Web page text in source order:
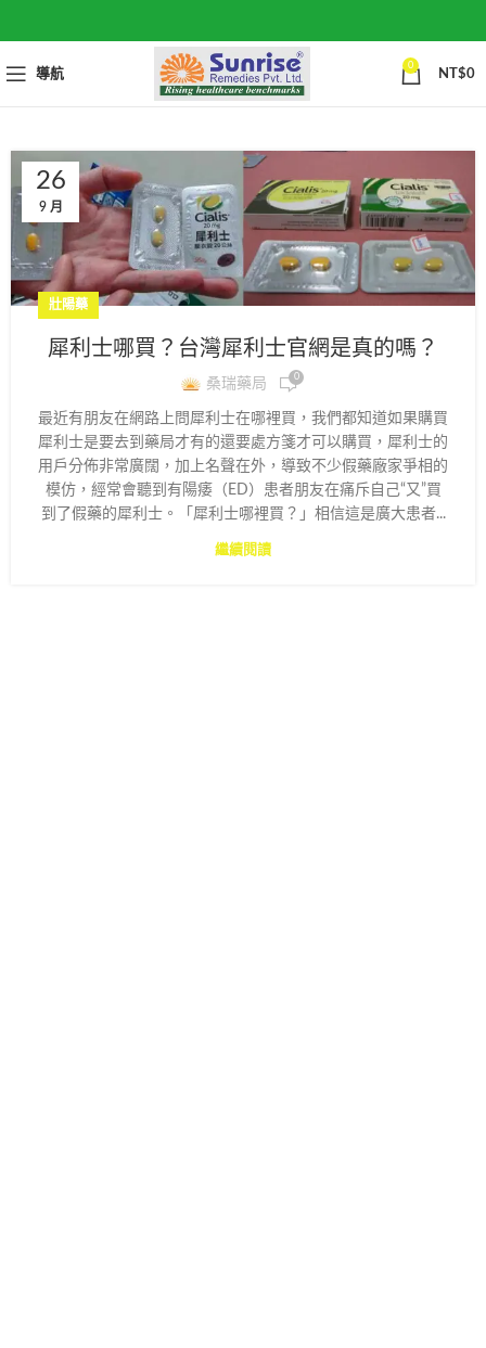
導航
0
NT$0
26
9 月
壯陽藥
犀利士哪買？台灣犀利士官網是真的嗎？
桑瑞藥局 0
最近有朋友在網路上問犀利士在哪裡買，我們都知道如果購買
犀利士是要去到藥局才有的還要處方箋才可以購買，犀利士的
用戶分佈非常廣闊，加上名聲在外，導致不少假藥廠家爭相的
模仿，經常會聽到有陽痿（ED）患者朋友在痛斥自己“又”買
到了假藥的犀利士。「犀利士哪裡買？」相信這是廣大患者...
繼續閱讀